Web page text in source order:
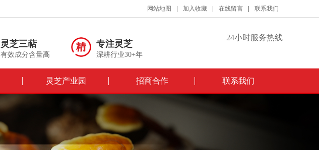
网站地图 加入收藏 在线留言 联系我们
灵芝三萜
有效成分含量高
专注灵芝
深耕行业30+年
24小时服务热线
灵芝产业园 招商合作 联系我们